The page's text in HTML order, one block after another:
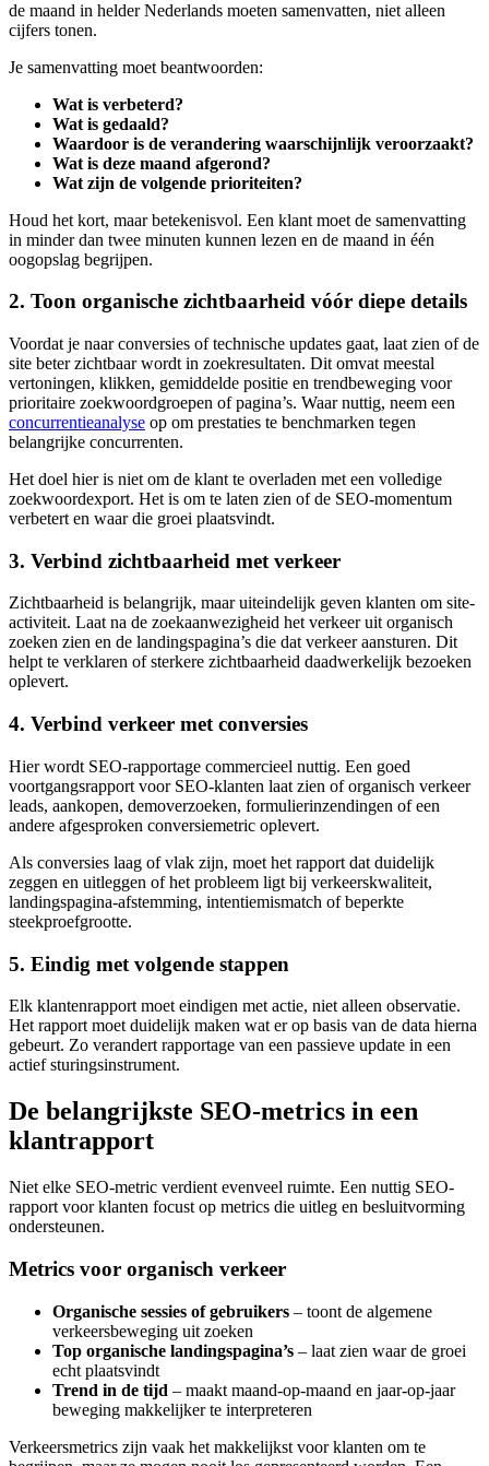
de maand in helder Nederlands moeten samenvatten, niet alleen
cijfers tonen.
Je samenvatting moet beantwoorden:
Wat is verbeterd?
Wat is gedaald?
Waardoor is de verandering waarschijnlijk veroorzaakt?
Wat is deze maand afgerond?
Wat zijn de volgende prioriteiten?
Houd het kort, maar betekenisvol. Een klant moet de samenvatting
in minder dan twee minuten kunnen lezen en de maand in één
oogopslag begrijpen.
2. Toon organische zichtbaarheid vóór diepe details
Voordat je naar conversies of technische updates gaat, laat zien of de
site beter zichtbaar wordt in zoekresultaten. Dit omvat meestal
vertoningen, klikken, gemiddelde positie en trendbeweging voor
prioritaire zoekwoordgroepen of pagina’s. Waar nuttig, neem een
concurrentieanalyse op om prestaties te benchmarken tegen
belangrijke concurrenten.
Het doel hier is niet om de klant te overladen met een volledige
zoekwoordexport. Het is om te laten zien of de SEO-momentum
verbetert en waar die groei plaatsvindt.
3. Verbind zichtbaarheid met verkeer
Zichtbaarheid is belangrijk, maar uiteindelijk geven klanten om site-
activiteit. Laat na de zoekaanwezigheid het verkeer uit organisch
zoeken zien en de landingspagina’s die dat verkeer aansturen. Dit
helpt te verklaren of sterkere zichtbaarheid daadwerkelijk bezoeken
oplevert.
4. Verbind verkeer met conversies
Hier wordt SEO-rapportage commercieel nuttig. Een goed
voortgangsrapport voor SEO-klanten laat zien of organisch verkeer
leads, aankopen, demoverzoeken, formulierinzendingen of een
andere afgesproken conversiemetric oplevert.
Als conversies laag of vlak zijn, moet het rapport dat duidelijk
zeggen en uitleggen of het probleem ligt bij verkeerskwaliteit,
landingspagina-afstemming, intentiemismatch of beperkte
steekproefgrootte.
5. Eindig met volgende stappen
Elk klantenrapport moet eindigen met actie, niet alleen observatie.
Het rapport moet duidelijk maken wat er op basis van de data hierna
gebeurt. Zo verandert rapportage van een passieve update in een
actief sturingsinstrument.
De belangrijkste SEO-metrics in een
klantrapport
Niet elke SEO-metric verdient evenveel ruimte. Een nuttig SEO-
rapport voor klanten focust op metrics die uitleg en besluitvorming
ondersteunen.
Metrics voor organisch verkeer
Organische sessies of gebruikers – toont de algemene
verkeersbeweging uit zoeken
Top organische landingspagina’s – laat zien waar de groei
echt plaatsvindt
Trend in de tijd – maakt maand-op-maand en jaar-op-jaar
beweging makkelijker te interpreteren
Verkeersmetrics zijn vaak het makkelijkst voor klanten om te